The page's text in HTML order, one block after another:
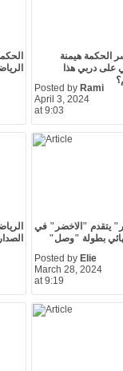
الرياضي 1-1
الحكمة هيمنة
على دربي هذا
Posted by Rami
April 3, 2024
at 9:03
يتقدم "الاخضر" في
بطولة "وصل"
Posted by Elie
March 28, 2024
at 9:19